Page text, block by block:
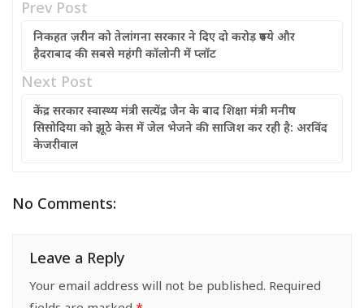
Prev Post
निकहत ज़रीन को तेलांगना सरकार ने दिए दो करोड़ रुपये और
हैदराबाद की सबसे महंगी कॉलोनी में प्लॉट
Next Post
केंद्र सरकार स्वास्थ्य मंत्री सत्येंद्र जैन के बाद शिक्षा मंत्री मनीष
सिसोदिया को झूठे केस में जेल भेजने की साजिश कर रही है: अरविंद
केजरीवाल
No Comments:
Leave a Reply
Your email address will not be published. Required